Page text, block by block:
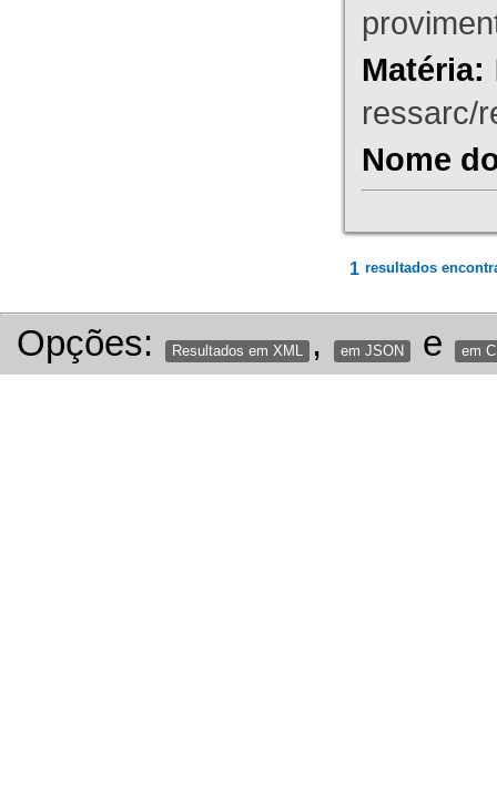
Matéria:
ressarc/
Nome
1 resultados
Opções: Resultados em XML , em JSON e em